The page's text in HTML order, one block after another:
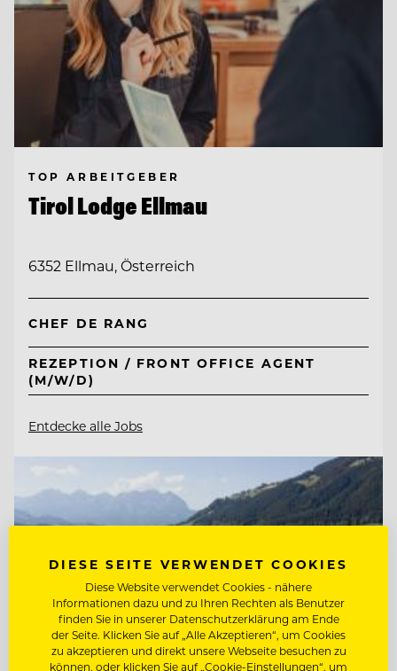
TOP ARBEITGEBER
Tirol Lodge Ellmau
6352 Ellmau, Österreich
CHEF DE RANG
REZEPTION / FRONT OFFICE AGENT
(M/W/D)
Entdecke alle Jobs
DIESE SEITE VERWENDET COOKIES
Diese Website verwendet Cookies - nähere
Informationen dazu und zu Ihren Rechten als Benutzer
finden Sie in unserer Datenschutzerklärung am Ende
der Seite. Klicken Sie auf „Alle Akzeptieren“, um Cookies
zu akzeptieren und direkt unsere Webseite besuchen zu
können, oder klicken Sie auf „Cookie-Einstellungen“, um